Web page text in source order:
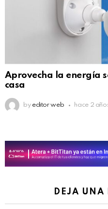
Aprovecha la energía
casa
by editor web hace 2
DEJA UNA